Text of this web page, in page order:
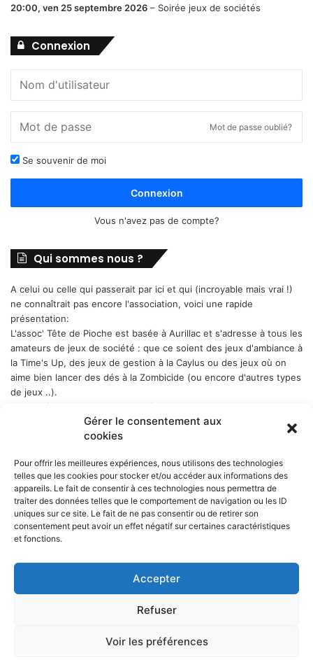
Gérer le consentement aux
cookies
Pour offrir les meilleures expériences, nous utilisons des technologies
telles que les cookies pour stocker et/ou accéder aux informations des
appareils. Le fait de consentir à ces technologies nous permettra de
traiter des données telles que le comportement de navigation ou les ID
uniques sur ce site. Le fait de ne pas consentir ou de retirer son
consentement peut avoir un effet négatif sur certaines caractéristiques
et fonctions.
Accepter
Refuser
Voir les préférences
20:00, ven 25 septembre 2026 – Soirée jeux de sociétés
Connexion
Mot de passe oublié?
Se souvenir de moi
Connexion
Vous n'avez pas de compte?
Qui sommes nous ?
A celui ou celle qui passerait par ici et qui (incroyable mais vrai !)
ne connaîtrait pas encore l'association, voici une rapide
présentation:
L'assoc' Tête de Pioche est basée à Aurillac et s'adresse à tous les
amateurs de jeux de société : que ce soient des jeux d'ambiance à
la Time's Up, des jeux de gestion à la Caylus ou des jeux où on
aime bien lancer des dés à la Zombicide (ou encore d'autres types
de jeux ..).
Les soirées-jeux sont ouvertes à tous (enfin quand même plutôt
aux adultes). Elles ont lieu chaque Week-end en alternance : 1er
samedi du mois, puis vendredi, puis samedi etc..., a Belbex (6
minuit...
La cotisation annuelle est de 10 € (mais le trésorier est indulgent
envers les curieux qui viennent une fois comme ça ...)Donc, si
cela vous dit, n'hésitez pas !
L'angle du jeu - 5 rue Marchande, 15000 Aurillac